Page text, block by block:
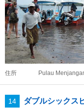
住所 Pulau
14 ダブルシックス